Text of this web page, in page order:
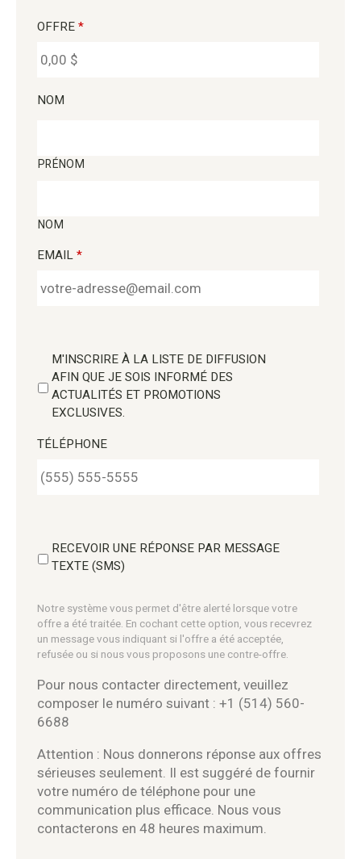
OFFRE *
NOM
PRÉNOM
NOM
EMAIL *
M'INSCRIRE À LA LISTE DE DIFFUSION
AFIN QUE JE SOIS INFORMÉ DES
ACTUALITÉS ET PROMOTIONS
EXCLUSIVES.
TÉLÉPHONE
RECEVOIR UNE RÉPONSE PAR MESSAGE
TEXTE (SMS)
Notre système vous permet d'être alerté lorsque votre
offre a été traitée. En cochant cette option, vous recevrez
un message vous indiquant si l'offre a été acceptée,
refusée ou si nous vous proposons une contre-offre.
Pour nous contacter directement, veuillez
composer le numéro suivant : +1 (514) 560-
6688
Attention : Nous donnerons réponse aux offres
sérieuses seulement. Il est suggéré de fournir
votre numéro de téléphone pour une
communication plus efficace. Nous vous
contacterons en 48 heures maximum.